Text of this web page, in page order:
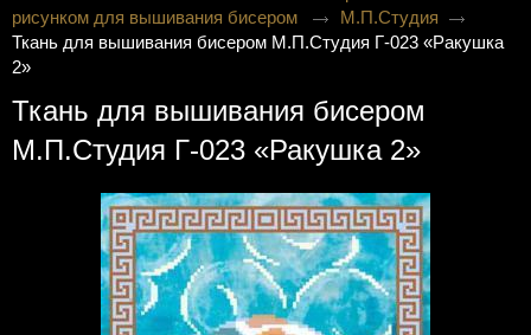
рисунком для вышивания бисером
М.П.Студия
Ткань для вышивания бисером М.П.Студия Г-023 «Ракушка
2»
Ткань для вышивания бисером
М.П.Студия Г-023 «Ракушка 2»